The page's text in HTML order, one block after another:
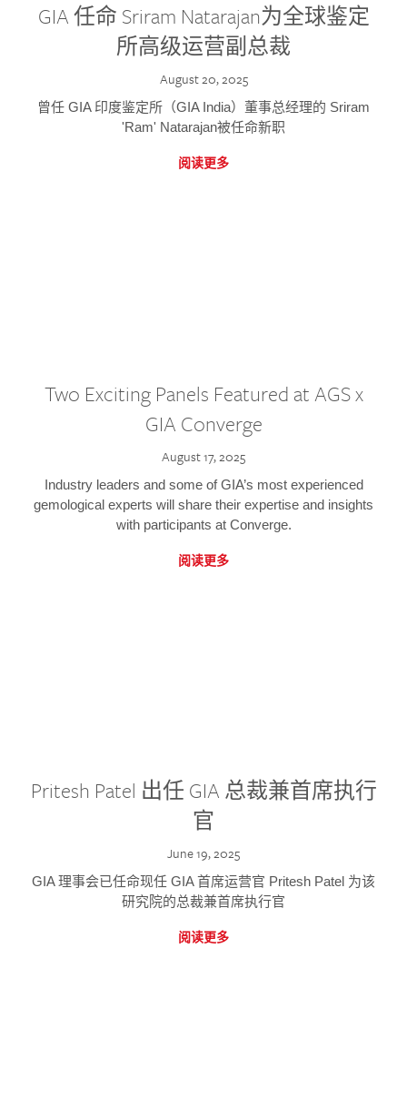
GIA 任命 Sriram Natarajan为全球鉴定
所高级运营副总裁
August 20, 2025
曾任 GIA 印度鉴定所（GIA India）董事总经理的 Sriram
'Ram' Natarajan被任命新职
阅读更多
Two Exciting Panels Featured at AGS x
GIA Converge
August 17, 2025
Industry leaders and some of GIA’s most experienced
gemological experts will share their expertise and insights
with participants at Converge.
阅读更多
Pritesh Patel 出任 GIA 总裁兼首席执行
官
June 19, 2025
GIA 理事会已任命现任 GIA 首席运营官 Pritesh Patel 为该
研究院的总裁兼首席执行官
阅读更多